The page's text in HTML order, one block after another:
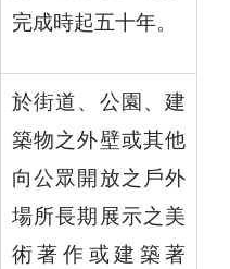
完成時起五十年。
於街道、公園、建
築物之外壁或其他
向公眾開放之戶外
場所長期展示之美
術著作或建築著